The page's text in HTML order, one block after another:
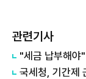
관련기사